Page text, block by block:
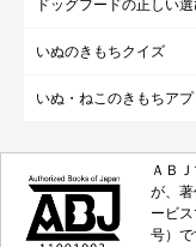
また、家族にも嬉し
たちはスヌーピーち
んだりお話をしたり
だそうです。
ドッグフードの正しい
いぬのきもちクイズ
いぬ・ねこのきもちアプ
ＡＢ
が、
ービ
号）で